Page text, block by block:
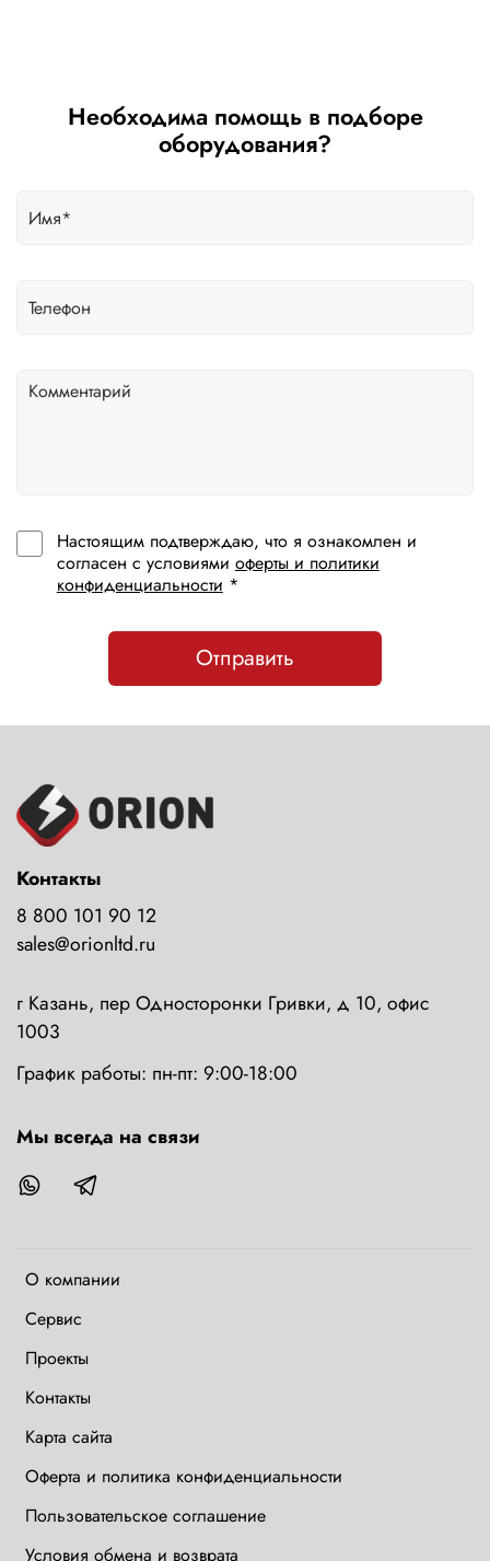
Необходима помощь в подборе
оборудования?
Настоящим подтверждаю, что я ознакомлен и
согласен с условиями оферты и политики
конфиденциальности *
Отправить
О компании
Сервис
Проекты
Контакты
Карта сайта
Оферта и политика конфиденциальности
Пользовательское соглашение
Условия обмена и возврата
Контакты
8 800 101 90 12
sales@orionltd.ru
г Казань, пер Односторонки Гривки, д 10, офис
1003
График работы: пн-пт: 9:00-18:00
Мы всегда на связи